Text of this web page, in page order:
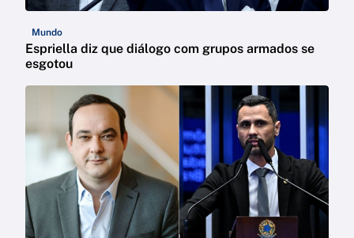
Mundo
Espriella diz que diálogo com grupos armados se
esgotou